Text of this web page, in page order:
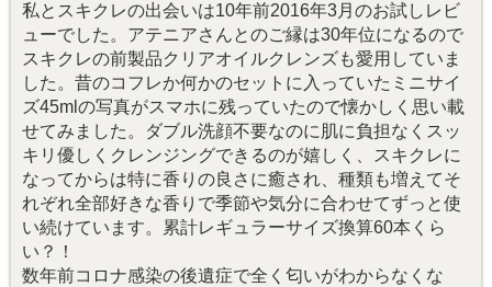
私とスキクレの出会いは10年前2016年3月のお試しレビ
ューでした。アテニアさんとのご縁は30年位になるので
スキクレの前製品クリアオイルクレンズも愛用していま
した。昔のコフレか何かのセットに入っていたミニサイ
ズ45mlの写真がスマホに残っていたので懐かしく思い載
せてみました。ダブル洗顔不要なのに肌に負担なくスッ
キリ優しくクレンジングできるのが嬉しく、スキクレに
なってからは特に香りの良さに癒され、種類も増えてそ
れぞれ全部好きな香りで季節や気分に合わせてずっと使
い続けています。累計レギュラーサイズ換算60本くら
い？！
数年前コロナ感染の後遺症で全く匂いがわからなくな